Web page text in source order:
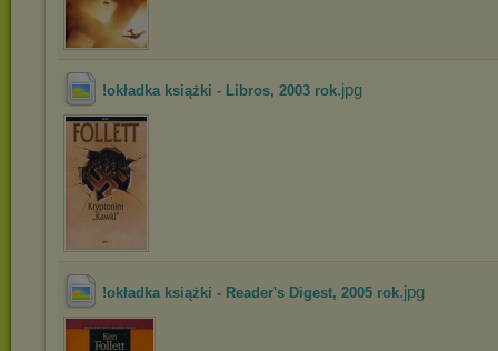
!okładka książki - Libros, 2003 rok.jpg
!okładka książki - Reader's Digest, 2005 rok.jpg